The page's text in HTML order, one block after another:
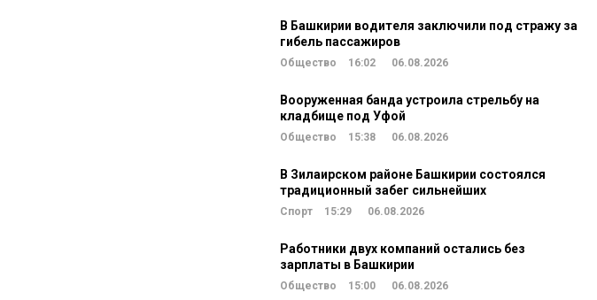
В Башкирии водителя заключили под стражу за
гибель пассажиров
Общество 16:02 06.08.2026
Вооруженная банда устроила стрельбу на
кладбище под Уфой
Общество 15:38 06.08.2026
В Зилаирском районе Башкирии состоялся
традиционный забег сильнейших
Спорт 15:29 06.08.2026
Работники двух компаний остались без
зарплаты в Башкирии
Общество 15:00 06.08.2026